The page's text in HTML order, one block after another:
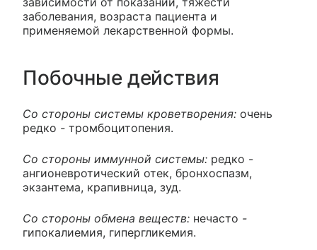
заболевания, возраста пациента и
применяемой лекарственной формы.
Побочные действия
Со стороны системы кроветворения: очень
редко - тромбоцитопения.
Со стороны иммунной системы: редко -
ангионевротический отек, бронхоспазм,
экзантема, крапивница, зуд.
Со стороны обмена веществ: нечасто -
гипокалиемия, гипергликемия.